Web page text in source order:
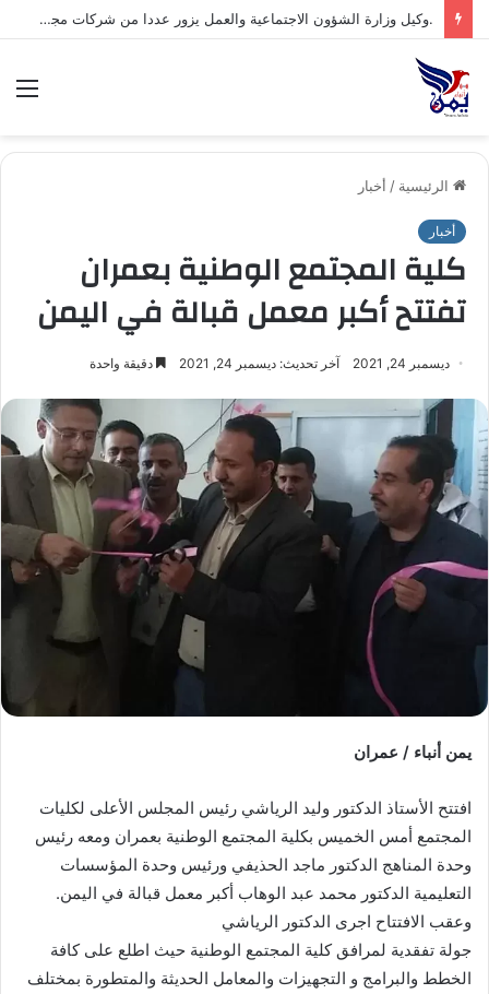
الرئيسية / أخبار
أخبار
كلية المجتمع الوطنية بعمران
تفتتح أكبر معمل قبالة في اليمن
ديسمبر 24, 2021 آخر تحديث: ديسمبر 24, 2021 دقيقة واحدة
يمن أنباء / عمران
افتتح الأستاذ الدكتور وليد الرياشي رئيس المجلس الأعلى لكليات
المجتمع أمس الخميس بكلية المجتمع الوطنية بعمران ومعه رئيس
وحدة المناهج الدكتور ماجد الحذيفي ورئيس وحدة المؤسسات
التعليمية الدكتور محمد عبد الوهاب أكبر معمل قبالة في اليمن.
وعقب الافتتاح اجرى الدكتور الرياشي
جولة تفقدية لمرافق كلية المجتمع الوطنية حيث اطلع على كافة
الخطط والبرامج و التجهيزات والمعامل الحديثة والمتطورة بمختلف